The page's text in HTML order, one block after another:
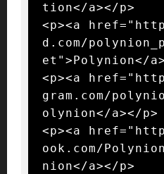
tion</a></p>
<p><a
d.com/
et">Polynion</
<p><a
gram.com/
olynion</a></p>
<p><a
ook.com/
nion</a></p>